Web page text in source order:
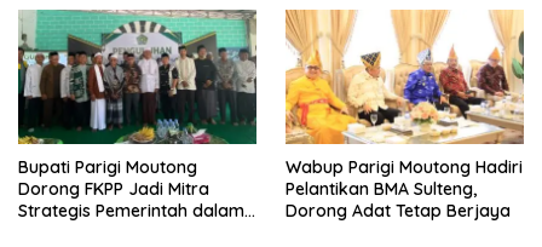
Bupati Parigi Moutong
Dorong FKPP Jadi Mitra
Strategis Pemerintah dalam
Wabup Parigi Moutong Hadiri
Pelantikan BMA Sulteng,
Dorong Adat Tetap Berjaya